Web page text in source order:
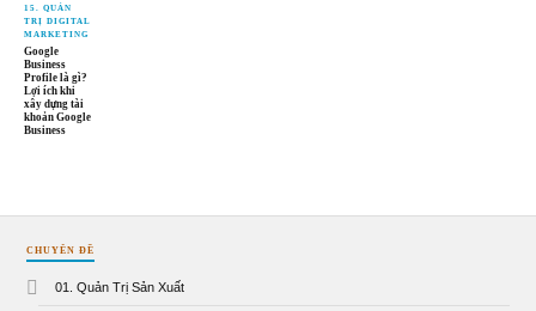
15. QUẢN
TRỊ DIGITAL
MARKETING
Google
Business
Profile là gì?
Lợi ích khi
xây dựng tài
khoản Google
Business
CHUYÊN ĐỀ
01. Quản Trị Sản Xuất